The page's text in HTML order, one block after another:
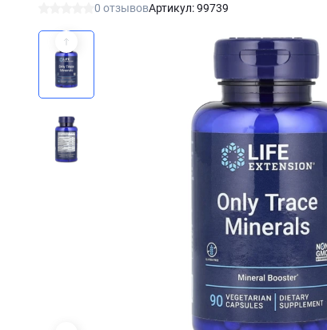
0 отзывовАртикул: 99739